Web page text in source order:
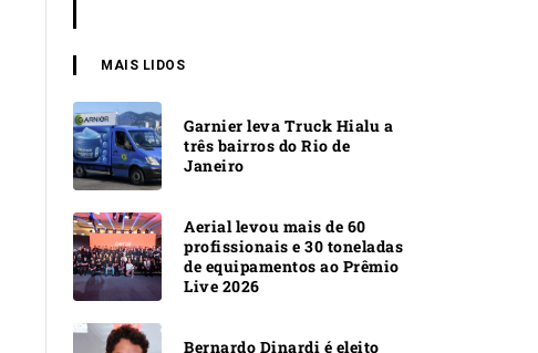
MAIS LIDOS
Garnier leva Truck Hialu a
três bairros do Rio de
Janeiro
Aerial levou mais de 60
profissionais e 30 toneladas
de equipamentos ao Prêmio
Live 2026
Bernardo Dinardi é eleito